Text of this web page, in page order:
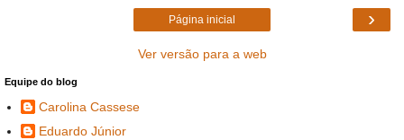
›
Página inicial
Ver versão para a web
Equipe do blog
Carolina Cassese
Eduardo Júnior